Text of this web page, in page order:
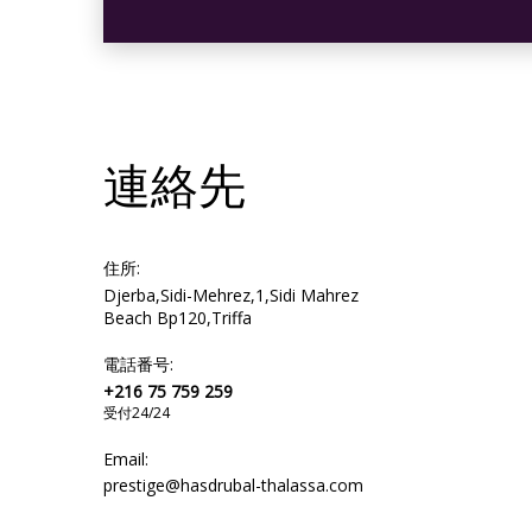
キャビネット
ガーデンビュー
バスタオル
連絡先
住所:
Djerba,Sidi-Mehrez,1,Sidi Mahrez
Beach Bp120,Triffa
電話番号:
+216 75 759 259
受付24/24
Email:
prestige@hasdrubal-thalassa.com